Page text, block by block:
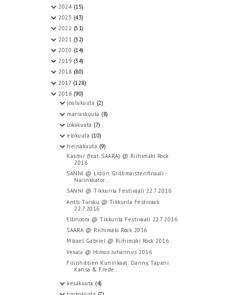
2024 (15)
2023 (43)
2022 (51)
2021 (32)
2020 (14)
2019 (34)
2018 (80)
2017 (128)
2016 (90)
joulukuuta (2)
marraskuuta (8)
lokakuuta (7)
elokuuta (10)
heinäkuuta (9)
Kasmir (feat. SAARA) @ Riihimäki Rock
2016
SANNI @ Lidlin Grillimaisterifinaali -
Narinkkator...
SANNI @ Tikkurila Festivaali 22.7.2016
Antti Tuisku @ Tikkurila Festivaali
22.7.2016
Ellinoora @ Tikkurila Festivaali 22.7.2016
SAARA @ Riihimäki Rock 2016
Mikael Gabriel @ Riihimäki Rock 2016
Vesala @ Himos Juhannus 2016
Finnhittien Kuninkaat: Danny, Tapani
Kansa & Frede...
kesäkuuta (4)